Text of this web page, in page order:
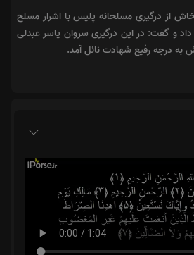
از درگیری مسلحانه پلیس با اشرار مسلح
و گفت: در این درگیری سروان یاسر عبدلی
درجه رفیع شهادت نائل آمد.